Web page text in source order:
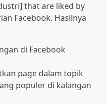
that are liked by
Facebook. Hasilnya
page dalam topik
populer di kalangan